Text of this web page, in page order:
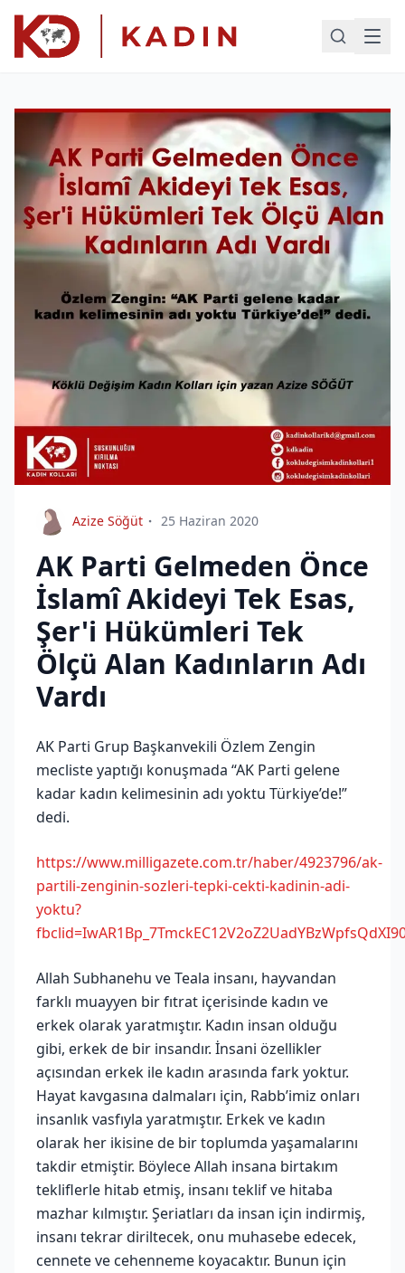
Azize Söğüt 25 Haziran 2020
AK Parti Gelmeden Önce
İslamî Akideyi Tek Esas,
Şer'i Hükümleri Tek
Ölçü Alan Kadınların Adı
Vardı
AK Parti Grup Başkanvekili Özlem Zengin
mecliste yaptığı konuşmada “AK Parti gelene
kadar kadın kelimesinin adı yoktu Türkiye’de!”
dedi.
https://www.milligazete.com.tr/haber/4923796/ak-
partili-zenginin-sozleri-tepki-cekti-kadinin-adi-
yoktu?
Allah Subhanehu ve Teala insanı, hayvandan
farklı muayyen bir fıtrat içerisinde kadın ve
erkek olarak yaratmıştır. Kadın insan olduğu
gibi, erkek de bir insandır. İnsani özellikler
açısından erkek ile kadın arasında fark yoktur.
Hayat kavgasına dalmaları için, Rabb’imiz onları
insanlık vasfıyla yaratmıştır. Erkek ve kadın
olarak her ikisine de bir toplumda yaşamalarını
takdir etmiştir. Böylece Allah insana birtakım
tekliflerle hitab etmiş, insanı teklif ve hitaba
mazhar kılmıştır. Şeriatları da insan için indirmiş,
insanı tekrar diriltecek, onu muhasebe edecek,
cennete ve cehenneme koyacaktır. Bunun için